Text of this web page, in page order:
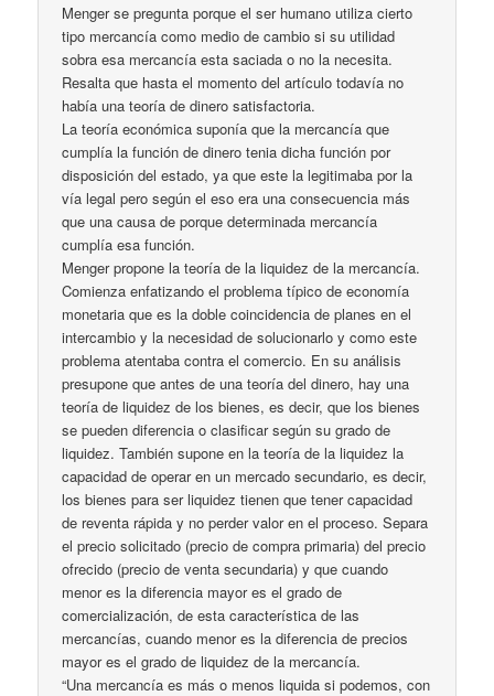
Menger se pregunta porque el ser humano utiliza cierto
tipo mercancía como medio de cambio si su utilidad
sobra esa mercancía esta saciada o no la necesita.
Resalta que hasta el momento del artículo todavía no
había una teoría de dinero satisfactoria.
La teoría económica suponía que la mercancía que
cumplía la función de dinero tenia dicha función por
disposición del estado, ya que este la legitimaba por la
vía legal pero según el eso era una consecuencia más
que una causa de porque determinada mercancía
cumplía esa función.
Menger propone la teoría de la liquidez de la mercancía.
Comienza enfatizando el problema típico de economía
monetaria que es la doble coincidencia de planes en el
intercambio y la necesidad de solucionarlo y como este
problema atentaba contra el comercio. En su análisis
presupone que antes de una teoría del dinero, hay una
teoría de liquidez de los bienes, es decir, que los bienes
se pueden diferencia o clasificar según su grado de
liquidez. También supone en la teoría de la liquidez la
capacidad de operar en un mercado secundario, es decir,
los bienes para ser liquidez tienen que tener capacidad
de reventa rápida y no perder valor en el proceso. Separa
el precio solicitado (precio de compra primaria) del precio
ofrecido (precio de venta secundaria) y que cuando
menor es la diferencia mayor es el grado de
comercialización, de esta característica de las
mercancías, cuando menor es la diferencia de precios
mayor es el grado de liquidez de la mercancía.
“Una mercancía es más o menos liquida si podemos, con